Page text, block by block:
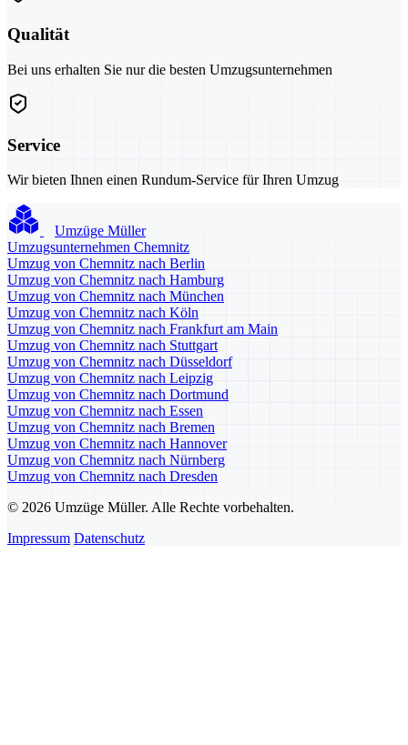
Qualität
Bei uns erhalten Sie nur die besten Umzugsunternehmen
Service
Wir bieten Ihnen einen Rundum-Service für Ihren Umzug
Umzüge Müller
Umzugsunternehmen Chemnitz
Umzug von Chemnitz nach Berlin
Umzug von Chemnitz nach Hamburg
Umzug von Chemnitz nach München
Umzug von Chemnitz nach Köln
Umzug von Chemnitz nach Frankfurt am Main
Umzug von Chemnitz nach Stuttgart
Umzug von Chemnitz nach Düsseldorf
Umzug von Chemnitz nach Leipzig
Umzug von Chemnitz nach Dortmund
Umzug von Chemnitz nach Essen
Umzug von Chemnitz nach Bremen
Umzug von Chemnitz nach Hannover
Umzug von Chemnitz nach Nürnberg
Umzug von Chemnitz nach Dresden
© 2026 Umzüge Müller. Alle Rechte vorbehalten.
Impressum Datenschutz